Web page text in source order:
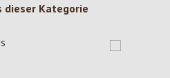
dieser Kategorie